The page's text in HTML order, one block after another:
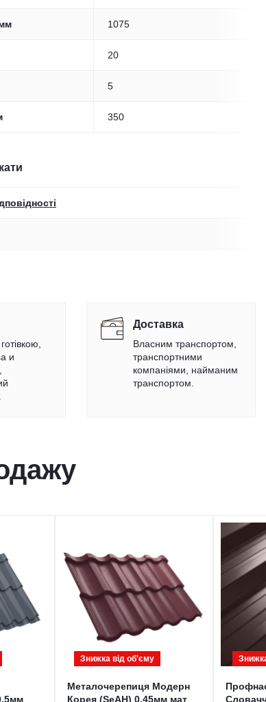
1075
20
5
350
и
Доставка
Власним транспортом,
транспортними
компаніями, найманим
транспортом.
Знижка від обʹєму
Металочерепиця Модерн
Корея (SeAH) 0,45мм мат